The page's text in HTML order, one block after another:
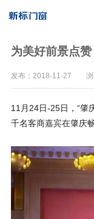
走进新标
高端门窗
为美好前景点
发布：2018-11-27 浏
11月24日-25日，“肇
千名客商嘉宾在肇庆